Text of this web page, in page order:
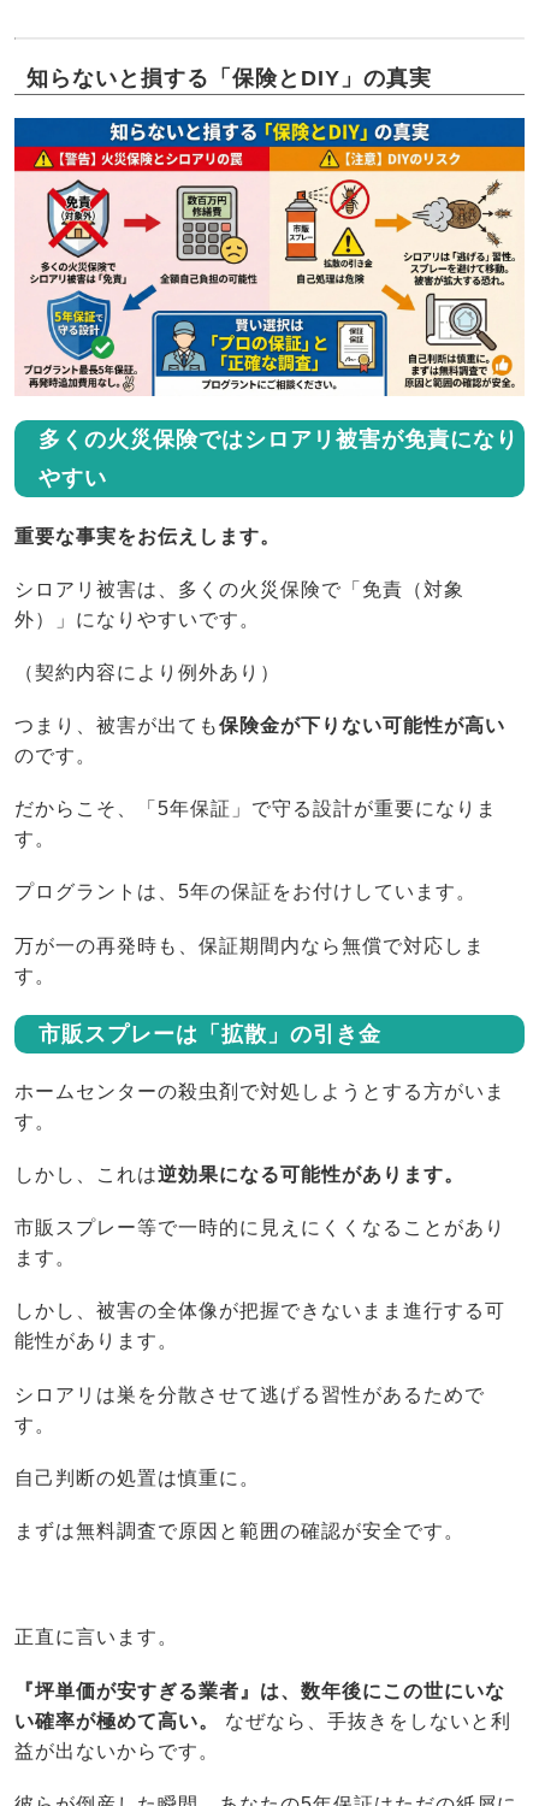
知らないと損する「保険とDIY」の真実
多くの火災保険ではシロアリ被害が免責になり
やすい
重要な事実をお伝えします。
シロアリ被害は、多くの火災保険で「免責（対象
外）」になりやすいです。
（契約内容により例外あり）
つまり、被害が出ても保険金が下りない可能性が高い
のです。
だからこそ、「5年保証」で守る設計が重要になりま
す。
プログラントは、5年の保証をお付けしています。
万が一の再発時も、保証期間内なら無償で対応しま
す。
市販スプレーは「拡散」の引き金
ホームセンターの殺虫剤で対処しようとする方がいま
す。
しかし、これは逆効果になる可能性があります。
市販スプレー等で一時的に見えにくくなることがあり
ます。
しかし、被害の全体像が把握できないまま進行する可
能性があります。
シロアリは巣を分散させて逃げる習性があるためで
す。
自己判断の処置は慎重に。
まずは無料調査で原因と範囲の確認が安全です。
正直に言います。
『坪単価が安すぎる業者』は、数年後にこの世にいな
い確率が極めて高い。
なぜなら、手抜きをしないと利
益が出ないからです。